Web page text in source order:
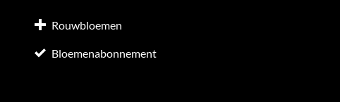
Rouwbloemen
Bloemenabonnement